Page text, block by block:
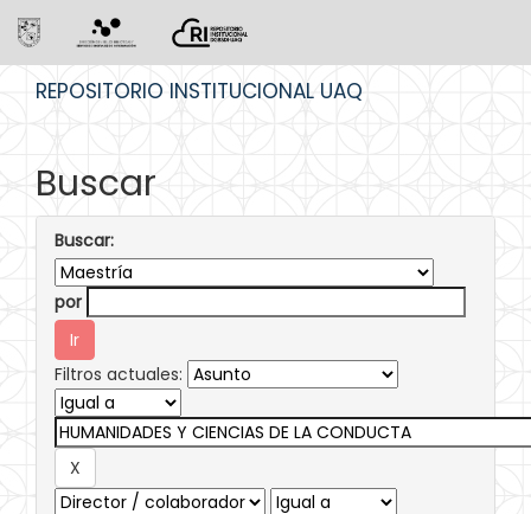
REPOSITORIO INSTITUCIONAL UAQ
Buscar
Buscar:
por
Filtros actuales: